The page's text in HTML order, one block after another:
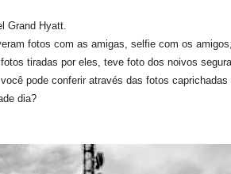
Grand Hyatt.
fotos com as amigas, selfie com os
tiradas por eles, teve foto dos noivos
pode conferir através das fotos caprichadas
dia?